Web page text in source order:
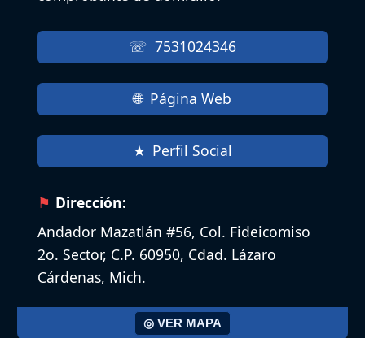
7531024346
Página Web
Perfil Social
Dirección:
Andador Mazatlán #56, Col. Fideicomiso
2o. Sector, C.P. 60950, Cdad. Lázaro
Cárdenas, Mich.
◎ VER MAPA